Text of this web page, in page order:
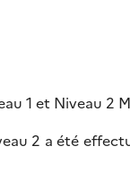
1 et Niveau 2
2 a été